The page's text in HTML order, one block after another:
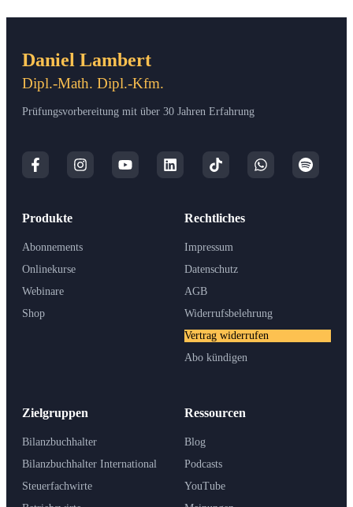
Daniel Lambert
Dipl.-Math. Dipl.-Kfm.
Prüfungsvorbereitung mit über 30 Jahren Erfahrung
Produkte
Abonnements
Onlinekurse
Webinare
Shop
Zielgruppen
Bilanzbuchhalter
Bilanzbuchhalter International
Steuerfachwirte
Ressourcen
Blog
Podcasts
YouTube
Rechtliches
Impressum
Datenschutz
AGB
Widerrufsbelehrung
Vertrag widerrufen
Abo kündigen